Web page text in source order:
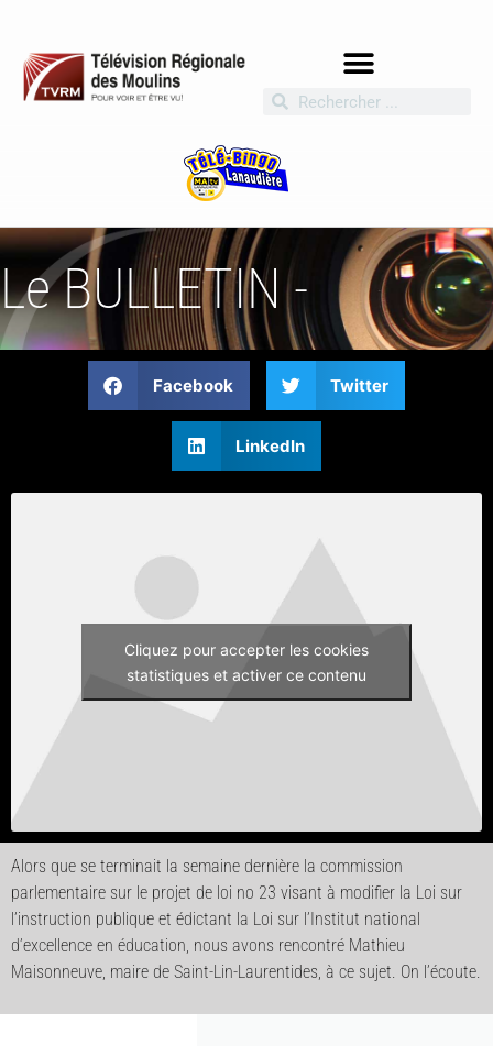
Le BULLETIN -
Facebook Twitter
LinkedIn
Cliquez pour accepter les cookies
statistiques et activer ce contenu
Alors que se terminait la semaine dernière la commission
parlementaire sur le projet de loi no 23 visant à modifier la Loi sur
l’instruction publique et édictant la Loi sur l’Institut national
d’excellence en éducation, nous avons rencontré Mathieu
Maisonneuve, maire de Saint-Lin-Laurentides, à ce sujet. On l’écoute.